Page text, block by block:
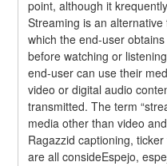
point, although it
Streaming is an
which the end-user
before watching or
end-user can use their
video or digital audio
transmitted. The term
media other than video
Ragazzid captioning,
are all consideEspejo,